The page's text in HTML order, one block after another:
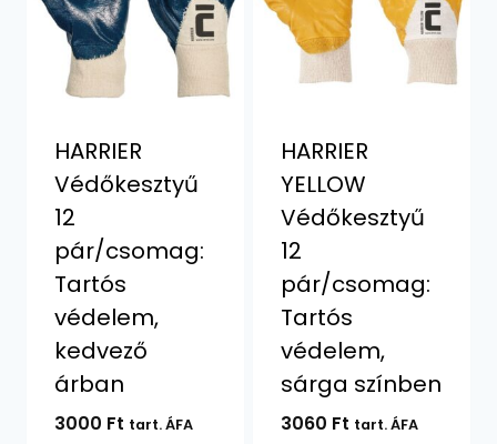
HARRIER
Védőkesztyű
12
pár/csomag:
Tartós
védelem,
kedvező
árban
3000 Ft tart. ÁFA
HARRIER
YELLOW
Védőkesztyű
12
pár/csomag:
Tartós
védelem,
sárga színben
3060 Ft tart. ÁFA